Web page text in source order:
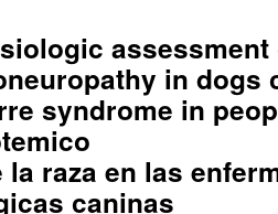
assessment
in dogs
syndrome in
la raza en las
caninas